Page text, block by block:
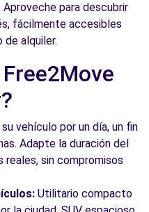
para descubrir
fácilmente accesibles
de alquiler.
vehículo por un día, un fin
Adapte la duración del
reales, sin compromisos
Utilitario compacto